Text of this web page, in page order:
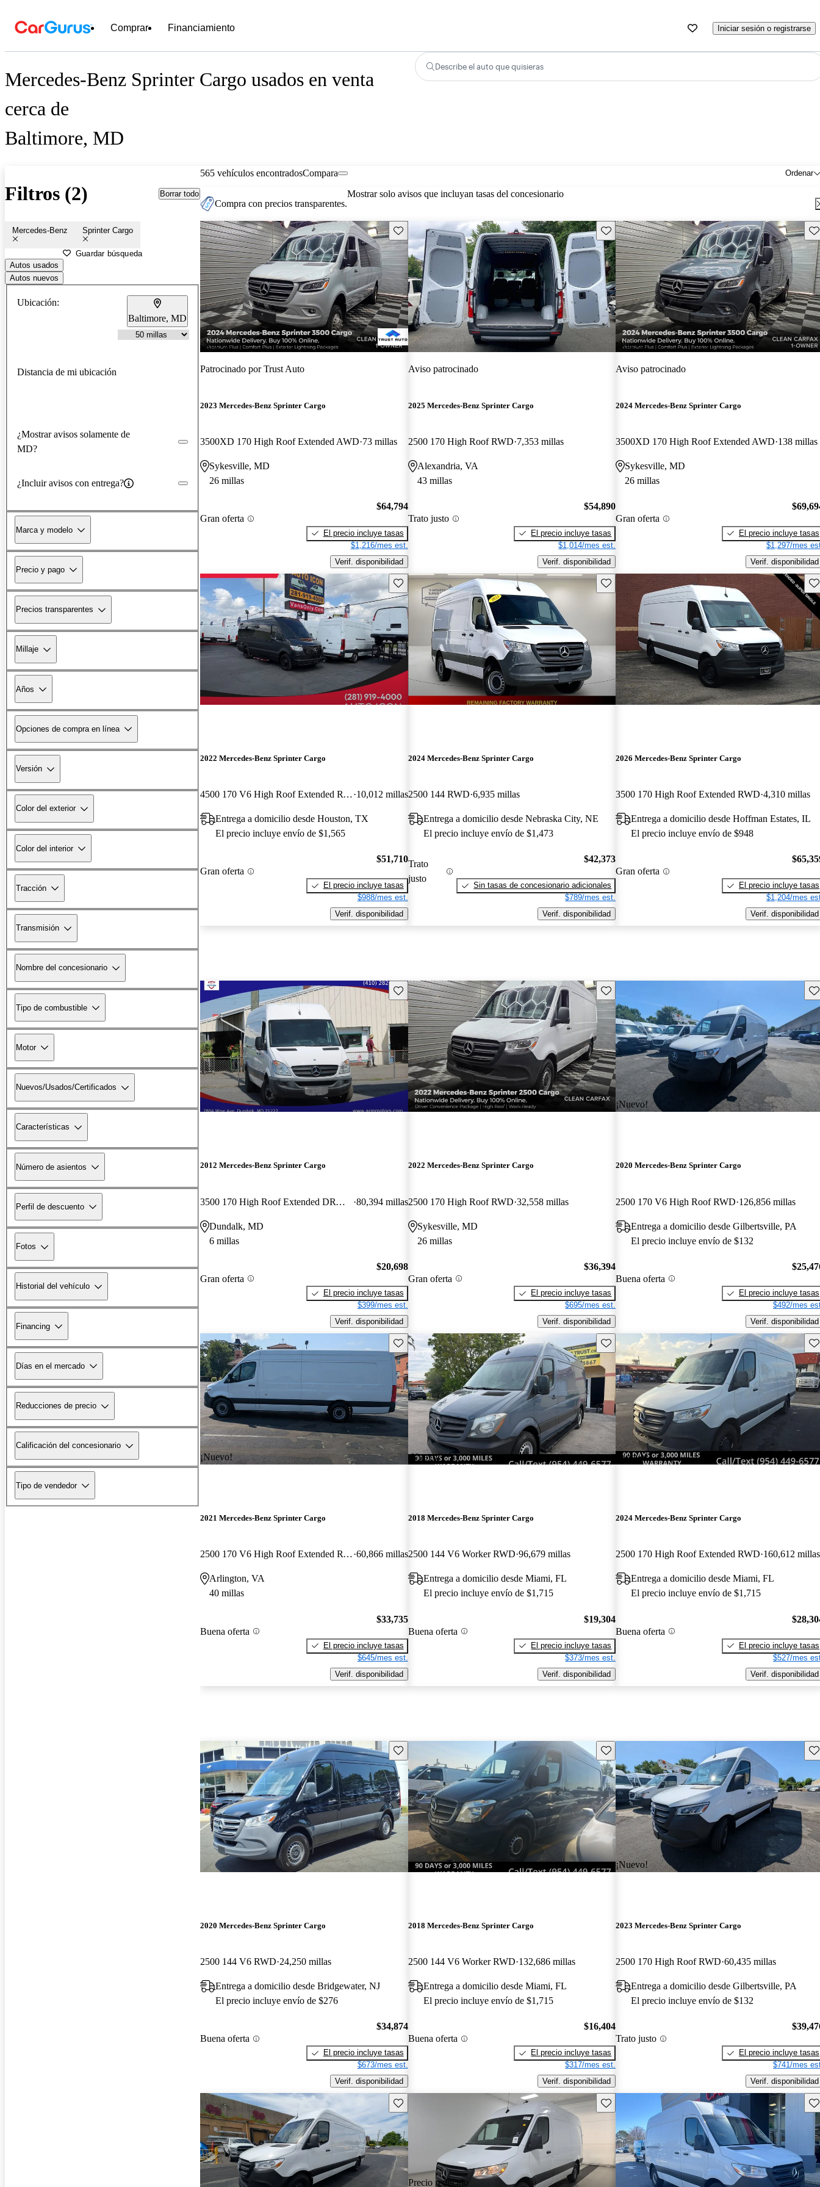
Comprar Financiamiento Iniciar sesión o registrarse
Mercedes-Benz Sprinter Cargo usados en venta
cerca de
Baltimore, MD
Describe el auto que quisieras
Filtros (2) Borrar todo
Mercedes-Benz Sprinter Cargo
Guardar búsqueda
Autos usados
Autos nuevos
Ubicación:
Baltimore, MD
Distancia de mi ubicación
¿Mostrar avisos solamente de
MD?
¿Incluir avisos con entrega?
Marca y modelo
Precio y pago
Precios transparentes
Millaje
Años
Opciones de compra en línea
Versión
Color del exterior
Color del interior
Tracción
Transmisión
Nombre del concesionario
Tipo de combustible
Motor
Nuevos/Usados/Certificados
Características
Número de asientos
Perfil de descuento
Fotos
Historial del vehículo
Financing
Días en el mercado
Reducciones de precio
Calificación del concesionario
Tipo de vendedor
565 vehículos encontrados Ordenar
Compara
Compra con precios transparentes.
Mostrar solo avisos que incluyan tasas del concesionario
¡Nuevo!
Guarda este Aviso
Patrocinado porTrust Auto
2023 Mercedes-Benz Sprinter Cargo
3500XD 170 High Roof Extended AWD 73 millas
Sykesville, MD
26 millas
Gran oferta
$64,794
El precio incluye tasas
$1,216/mes est.
Verif. disponibilidad
Guarda este Aviso
Aviso patrocinado
2025 Mercedes-Benz Sprinter Cargo
2500 170 High Roof RWD 7,353 millas
Alexandria, VA
43 millas
Trato justo
$54,890
El precio incluye tasas
$1,014/mes est.
Verif. disponibilidad
¡Nuevo!
Aviso patrocinado
2024 Mercedes-Benz Sprinter Cargo
3500XD 170 High Roof Extended AWD 138 millas
Sykesville, MD
26 millas
Gran oferta
El precio incluye tasas
$1,297/mes
Verif. disponibilidad
Guarda este Aviso
2022 Mercedes-Benz Sprinter Cargo
4500 170 V6 High Roof Extended RWD 10,012 millas
Entrega a domicilio desde Houston, TX
El precio incluye envío de $1,565
Gran oferta
$51,710
El precio incluye tasas
$988/mes est.
Verif. disponibilidad
Guarda este Aviso
2024 Mercedes-Benz Sprinter Cargo
2500 144 RWD 6,935 millas
Entrega a domicilio desde Nebraska City, NE
El precio incluye envío de $1,473
Trato
justo
$42,373
Sin tasas de concesionario adicionales
$789/mes est.
Verif. disponibilidad
2026 Mercedes-Benz Sprinter Cargo
3500 170 High Roof Extended RWD 4,310 millas
Entrega a domicilio desde Hoffman Estates, IL
El precio incluye envío de $948
Gran oferta
El precio incluye tasas
$1,204/mes
Verif. disponibilidad
Guarda este Aviso
2012 Mercedes-Benz Sprinter Cargo
3500 170 High Roof Extended DRW RWD 80,394 millas
Dundalk, MD
6 millas
Gran oferta
$20,698
El precio incluye tasas
$399/mes est.
Verif. disponibilidad
Guarda este Aviso
2022 Mercedes-Benz Sprinter Cargo
2500 170 High Roof RWD 32,558 millas
Sykesville, MD
26 millas
Gran oferta
$36,394
El precio incluye tasas
$695/mes est.
Verif. disponibilidad
¡Nuevo!
2020 Mercedes-Benz Sprinter Cargo
2500 170 V6 High Roof RWD 126,856 millas
Entrega a domicilio desde Gilbertsville, PA
El precio incluye envío de $132
Buena oferta
El precio incluye tasas
$492/mes
Verif. disponibilidad
¡Nuevo!
Guarda este Aviso
2021 Mercedes-Benz Sprinter Cargo
2500 170 V6 High Roof Extended RWD 60,866 millas
Arlington, VA
40 millas
Buena oferta
$33,735
El precio incluye tasas
$645/mes est.
Verif. disponibilidad
¡Nuevo!
Guarda este Aviso
2018 Mercedes-Benz Sprinter Cargo
2500 144 V6 Worker RWD 96,679 millas
Entrega a domicilio desde Miami, FL
El precio incluye envío de $1,715
Buena oferta
$19,304
El precio incluye tasas
$373/mes est.
Verif. disponibilidad
¡Nuevo!
2024 Mercedes-Benz Sprinter Cargo
2500 170 High Roof Extended RWD 160,612 millas
Entrega a domicilio desde Miami, FL
El precio incluye envío de $1,715
Buena oferta
El precio incluye tasas
$527/mes
Verif. disponibilidad
Guarda este Aviso
2020 Mercedes-Benz Sprinter Cargo
2500 144 V6 RWD 24,250 millas
Entrega a domicilio desde Bridgewater, NJ
El precio incluye envío de $276
Buena oferta
$34,874
El precio incluye tasas
$673/mes est.
Verif. disponibilidad
Guarda este Aviso
2018 Mercedes-Benz Sprinter Cargo
2500 144 V6 Worker RWD 132,686 millas
Entrega a domicilio desde Miami, FL
El precio incluye envío de $1,715
Buena oferta
$16,404
El precio incluye tasas
$317/mes est.
Verif. disponibilidad
¡Nuevo!
2023 Mercedes-Benz Sprinter Cargo
2500 170 High Roof RWD 60,435 millas
Entrega a domicilio desde Gilbertsville, PA
El precio incluye envío de $132
Trato justo
El precio incluye tasas
$741/mes
Verif. disponibilidad
Guarda este Aviso
Precio reducido
Guarda este Aviso